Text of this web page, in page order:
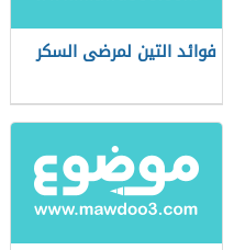
فوائد التين لمرضى السكر